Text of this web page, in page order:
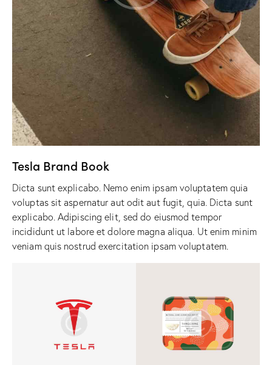
Tesla Brand Book
Dicta sunt explicabo. Nemo enim ipsam voluptatem quia
voluptas sit aspernatur aut odit aut fugit, quia. Dicta sunt
explicabo. Adipiscing elit, sed do eiusmod tempor
incididunt ut labore et dolore magna aliqua. Ut enim minim
veniam quis nostrud exercitation ipsam voluptatem.